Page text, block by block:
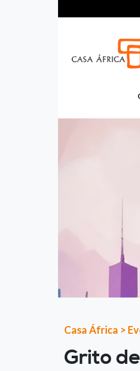
Casa África >
Grito